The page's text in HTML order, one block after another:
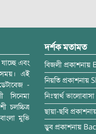
এবং
সময়। এই
-
সিনেমা
চলচ্চিত্র
মুভি
দর্শক মতামত
বিজলী প্রকাশনায়
নিয়তি প্রকাশনায়
নিঃস্বার্থ ভালোবাসা
ছায়া-ছবি
ডুব প্রকাশনায়